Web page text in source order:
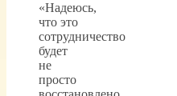
«Надеюсь,
что это
сотрудничество
будет
не
просто